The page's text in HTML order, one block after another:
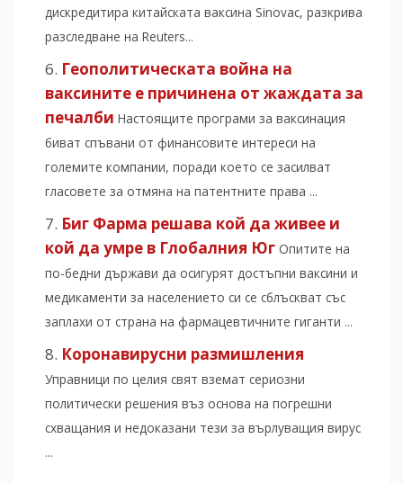
дискредитира китайската ваксина Sinovac, разкрива
разследване на Reuters...
Геополитическата война на
ваксините е причинена от жаждата за
печалби Настоящите програми за ваксинация
биват спъвани от финансовите интереси на
големите компании, поради което се засилват
гласовете за отмяна на патентните права ...
Биг Фарма решава кой да живее и
кой да умре в Глобалния Юг Опитите на
по-бедни държави да осигурят достъпни ваксини и
медикаменти за населението си се сблъскват със
заплахи от страна на фармацевтичните гиганти ...
Коронавирусни размишления
Управници по целия свят вземат сериозни
политически решения въз основа на погрешни
схващания и недоказани тези за върлуващия вирус
...